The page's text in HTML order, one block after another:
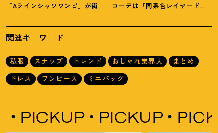
「Aラインシャツワンピ」が街で
さん
コーデは「同系色レイヤード」
さん
関連キーワード
私服 スナップ トレンド おしゃれ業界人
まとめ
ドレス
ワンピース ミニバッグ
PICKUP PICKUP